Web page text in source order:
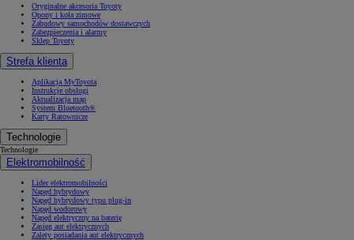
Oryginalne akcesoria Toyoty
Opony i koła zimowe
Zabudowy samochodów dostawczych
Zabezpieczenia i alarmy
Sklep Toyoty
Strefa klienta
Aplikacja MyToyota
Instrukcje obsługi
Aktualizacja map
System Bluetooth®
Karty Ratownicze
Technologie
Technologie
Elektromobilność
Lider elektromobilności
Napęd hybrydowy
Napęd hybrydowy typu plug-in
Napęd wodorowy
Napęd elektryczny na baterię
Zasięg aut elektrycznych
Zalety posiadania aut elektrycznych